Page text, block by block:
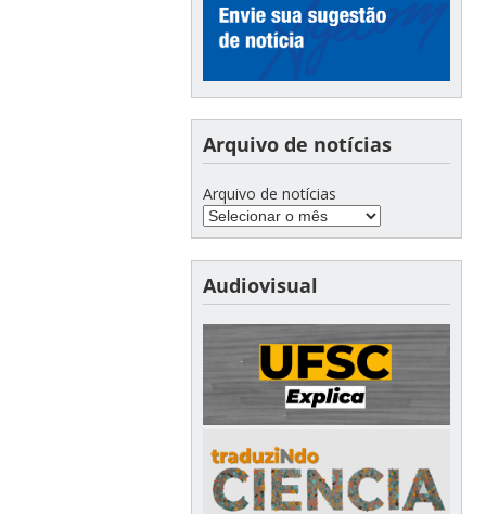
Arquivo de notícias
Arquivo de notícias
Audiovisual